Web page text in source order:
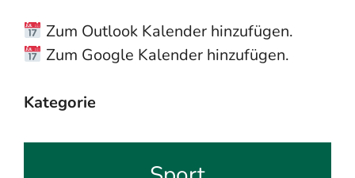
Zum Outlook Kalender hinzufügen.
Zum Google Kalender hinzufügen.
Kategorie